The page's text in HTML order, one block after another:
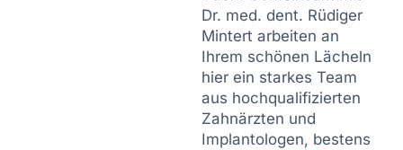
Dr. med. dent. Rüdiger
Mintert arbeiten an
Ihrem schönen Lächeln
hier ein starkes Team
aus hochqualifizierten
Zahnärzten und
Implantologen, bestens